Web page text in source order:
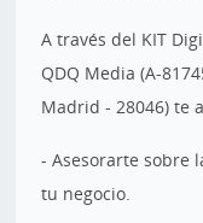
A través del KIT
QDQ Media (A-
Madrid - 28046) te
- Asesorarte sobre
tu negocio.